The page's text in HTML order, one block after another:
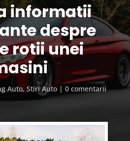
informatii
despre
rotii unei
Auto,Stiri Auto 0 comentarii